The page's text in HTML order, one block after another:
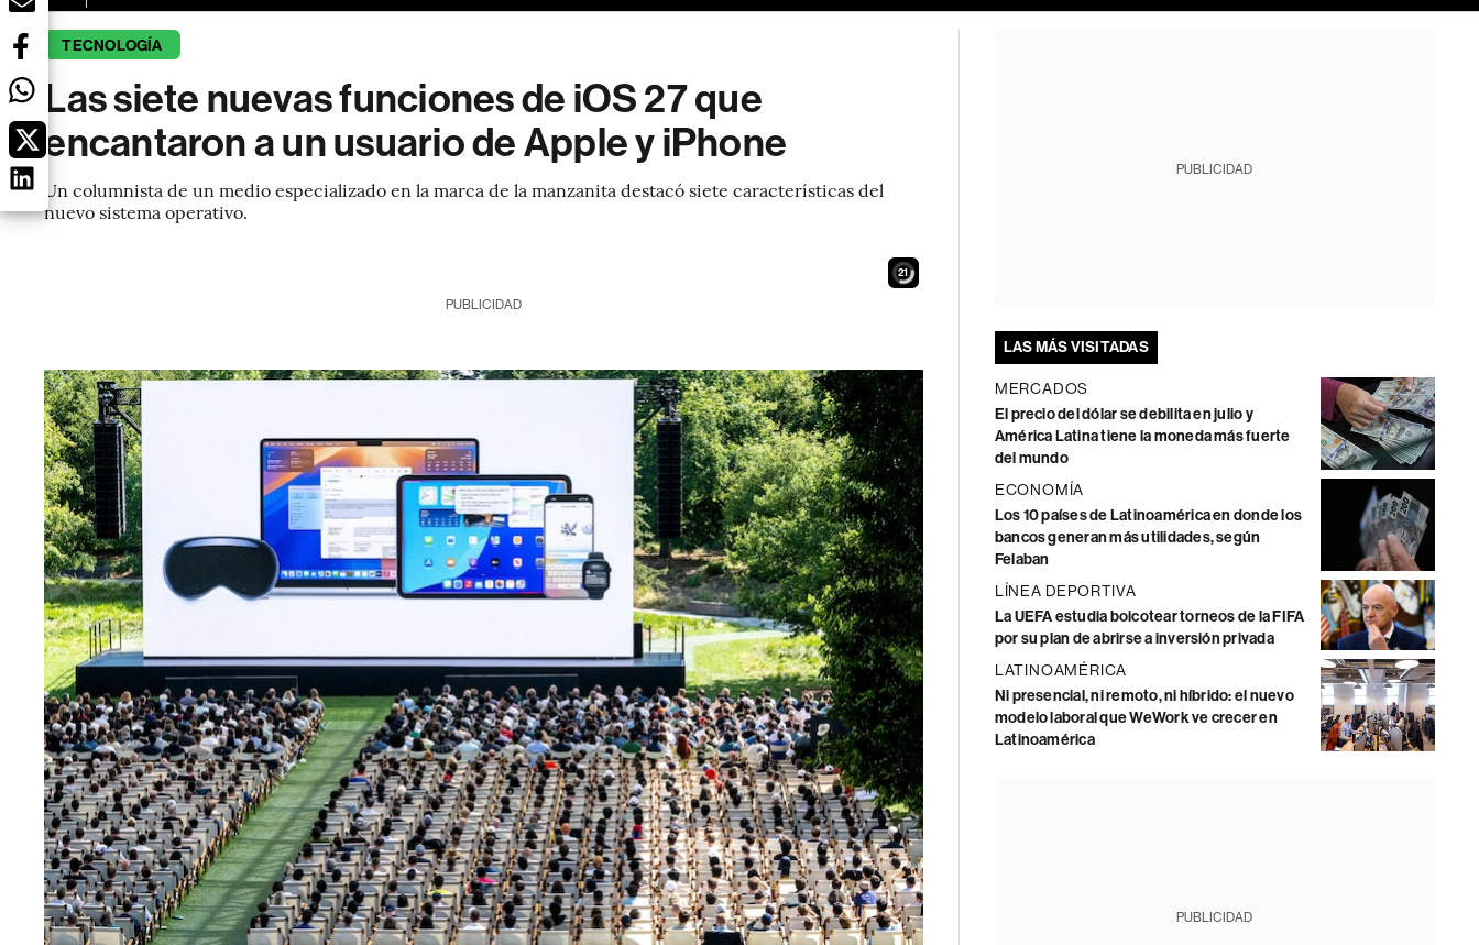
TECNOLOGÍA
Las siete nuevas funciones de iOS 27 que
encantaron a un usuario de Apple y iPhone
Un columnista de un medio especializado en la marca de la manzanita destacó siete características del
nuevo sistema operativo.
20
PUBLICIDAD
PUBLICIDAD
LAS MÁS VISITADAS
MERCADOS
El precio del dólar se debilita en julio y
América Latina tiene la moneda más fuerte
del mundo
ECONOMÍA
Los 10 países de Latinoamérica en donde los
bancos generan más utilidades, según
Felaban
LÍNEA DEPORTIVA
La UEFA estudia boicotear torneos de la FIFA
por su plan de abrirse a inversión privada
LATINOAMÉRICA
Ni presencial, ni remoto, ni híbrido: el nuevo
modelo laboral que WeWork ve crecer en
Latinoamérica
PUBLICIDAD